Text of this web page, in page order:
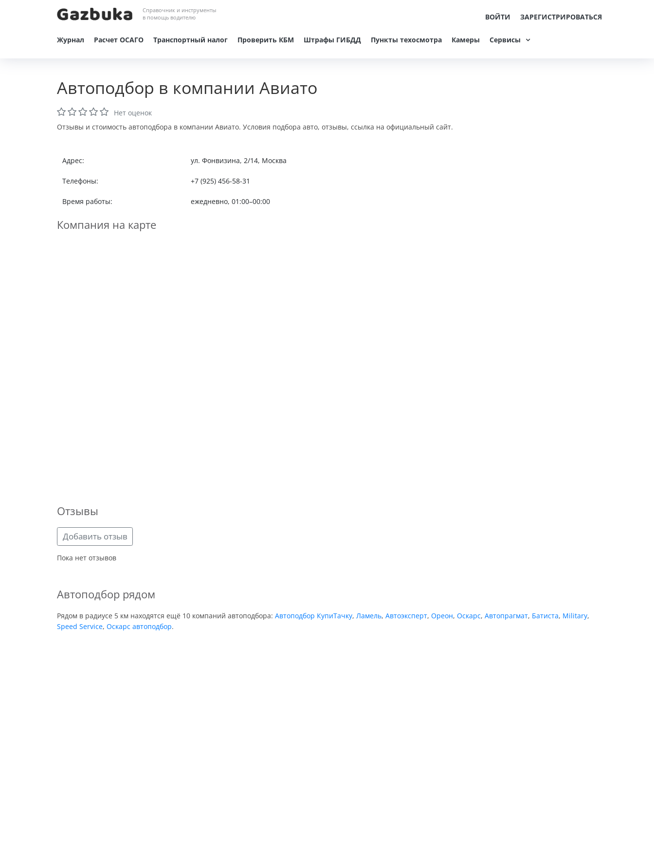
Справочник и инструменты
в помощь водителю
ВОЙТИ ЗАРЕГИСТРИРОВАТЬСЯ
Журнал Расчет ОСАГО Транспортный налог Проверить КБМ Штрафы ГИБДД Пункты техосмотра Камеры Сервисы
Автоподбор в компании Авиато
Нет оценок
Отзывы и стоимость автоподбора в компании Авиато. Условия подбора авто, отзывы, ссылка на официальный сайт.
Адрес: ул. Фонвизина, 2/14, Москва
Телефоны: +7 (925) 456-58-31
Время работы: ежедневно, 01:00–00:00
Компания на карте
Отзывы
Добавить отзыв
Пока нет отзывов
Автоподбор рядом
Рядом в радиусе 5 км находятся ещё 10 компаний автоподбора: Автоподбор КупиТачку, Ламель, Автоэксперт, Ореон, Оскарс, Автопрагмат, Батиста, Military,
Speed Service, Оскарс автоподбор.